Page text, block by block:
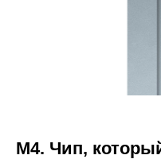
М4. Чип,